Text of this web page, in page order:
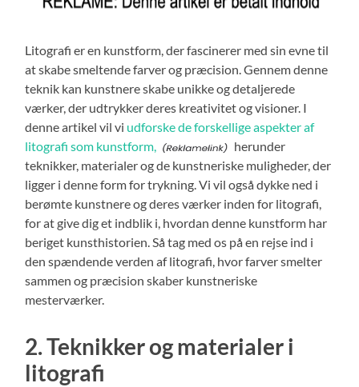
Litografi er en kunstform, der fascinerer med sin evne til
at skabe smeltende farver og præcision. Gennem denne
teknik kan kunstnere skabe unikke og detaljerede
værker, der udtrykker deres kreativitet og visioner. I
denne artikel vil vi udforske de forskellige aspekter af
litografi som kunstform,
herunder
teknikker, materialer og de kunstneriske muligheder, der
ligger i denne form for trykning. Vi vil også dykke ned i
berømte kunstnere og deres værker inden for litografi,
for at give dig et indblik i, hvordan denne kunstform har
beriget kunsthistorien. Så tag med os på en rejse ind i
den spændende verden af litografi, hvor farver smelter
sammen og præcision skaber kunstneriske
mesterværker.
2. Teknikker og materialer i
litografi